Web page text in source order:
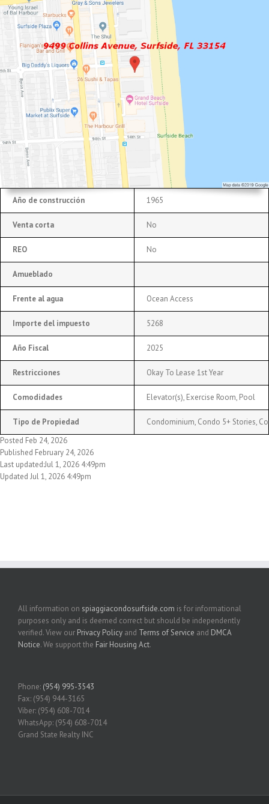
Año de construcción 1965
Venta corta No
REO No
Amueblado
Frente al agua Ocean Access
Importe del impuesto 5268
Año Fiscal 2025
Restricciones Okay To Lease 1st Year
Comodidades Elevator(s), Exercise Room, Pool
Tipo de Propiedad
Condominium, Condo 5+ Stories,
Posted Feb 24, 2026
Published February 24, 2026
Last updated:Jul 1, 2026 4:49pm
Updated Jul 1, 2026 4:49pm
All information on spiaggiacondosurfside.com is for informational
purposes only and is deemed correct but should be independently
verified. View our Privacy Policy and Terms of Service and DMCA
Notice. We support the Fair Housing Act.
Phone: (954) 995-3543
Fax: (954) 944-3165
Viber: (954) 608-7014
WhatsApp: (954) 608-7014
Grand State Realty INC